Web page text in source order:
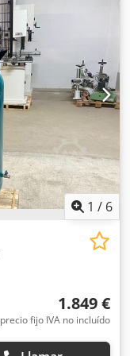
1 / 6
1.849 €
precio fijo IVA no incluído